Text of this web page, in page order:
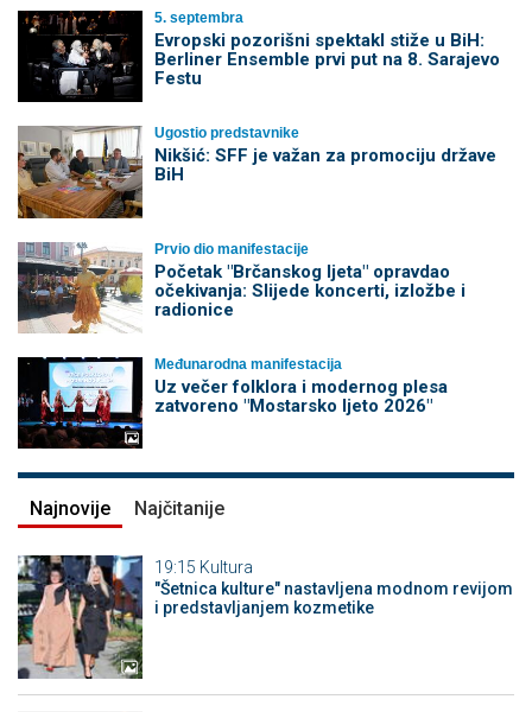
5. septembra
Evropski pozorišni spektakl stiže u BiH:
Berliner Ensemble prvi put na 8. Sarajevo
Festu
Ugostio predstavnike
Nikšić: SFF je važan za promociju države
BiH
Prvio dio manifestacije
Početak "Brčanskog ljeta" opravdao
očekivanja: Slijede koncerti, izložbe i
radionice
Međunarodna manifestacija
Uz večer folklora i modernog plesa
zatvoreno "Mostarsko ljeto 2026"
Najnovije Najčitanije
19:15 Kultura
"Šetnica kulture" nastavljena modnom revijom
i predstavljanjem kozmetike